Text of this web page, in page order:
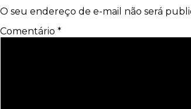
O seu endereço de e-mail não será
Comentário *